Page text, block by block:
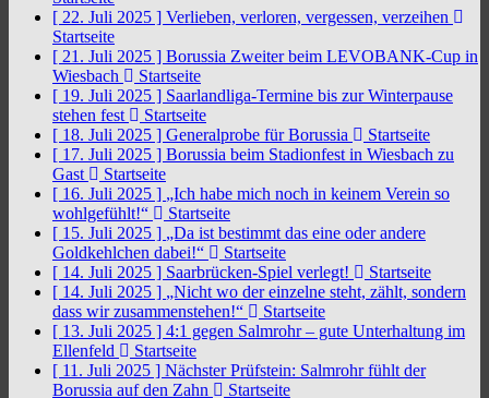
[ 22. Juli 2025 ] Verlieben, verloren, vergessen, verzeihen
Startseite
[ 21. Juli 2025 ] Borussia Zweiter beim LEVOBANK-Cup in
Wiesbach
Startseite
[ 19. Juli 2025 ] Saarlandliga-Termine bis zur Winterpause
stehen fest
Startseite
[ 18. Juli 2025 ] Generalprobe für Borussia
Startseite
[ 17. Juli 2025 ] Borussia beim Stadionfest in Wiesbach zu
Gast
Startseite
[ 16. Juli 2025 ] „Ich habe mich noch in keinem Verein so
wohlgefühlt!“
Startseite
[ 15. Juli 2025 ] „Da ist bestimmt das eine oder andere
Goldkehlchen dabei!“
Startseite
[ 14. Juli 2025 ] Saarbrücken-Spiel verlegt!
Startseite
[ 14. Juli 2025 ] „Nicht wo der einzelne steht, zählt, sondern
dass wir zusammenstehen!“
Startseite
[ 13. Juli 2025 ] 4:1 gegen Salmrohr – gute Unterhaltung im
Ellenfeld
Startseite
[ 11. Juli 2025 ] Nächster Prüfstein: Salmrohr fühlt der
Borussia auf den Zahn
Startseite